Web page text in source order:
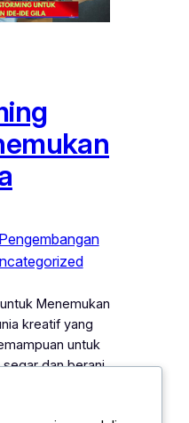
Pengembangan
Menemukan
kreatif yang
untuk
dan berani
bagi individu